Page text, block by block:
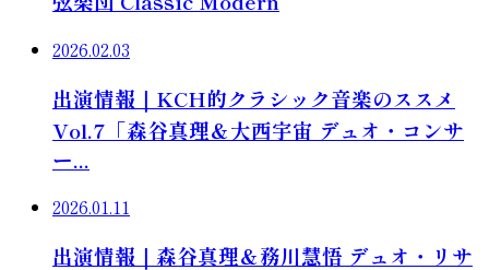
2026.02.03
出演情報｜KCH的クラシック音楽のススメ
Vol.7「森谷真理＆大西宇宙 デュオ・コンサ
ー...
2026.01.11
出演情報｜森谷真理＆務川慧悟 デュオ・リサ